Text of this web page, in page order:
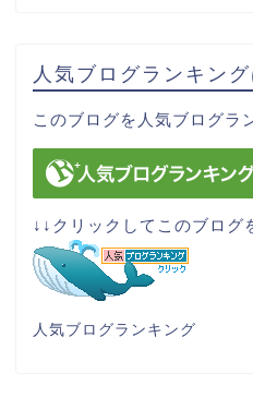
人気ブログランキン
このブログを人気ブログラ
↓↓クリックしてこのブログ
人気ブログランキング